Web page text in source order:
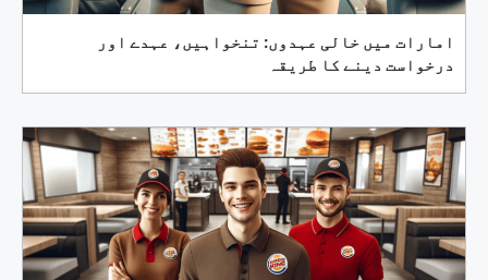
امارات میں خالی عہدوں: تنخواہیں، عہدے اور
درخواست دینے کا طریقہ